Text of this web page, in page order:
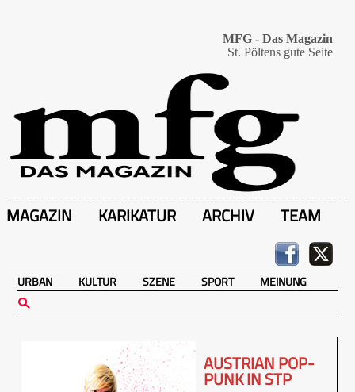
MFG - Das Magazin
St. Pöltens gute Seite
MAGAZIN KARIKATUR ARCHIV TEAM
URBAN KULTUR SZENE SPORT MEINUNG
AUSTRIAN POP-
PUNK IN STP